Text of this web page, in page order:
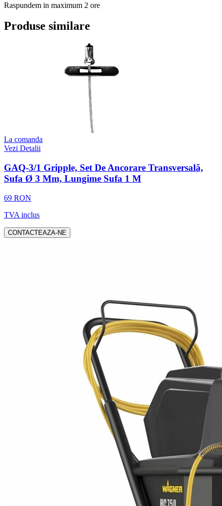
Raspundem in maximum 2 ore
Produse similare
La comanda
Vezi Detalii
GAQ-3/1 Gripple, Set De Ancorare Transversală,
Sufa Ø 3 Mm, Lungime Sufa 1 M
69 RON
TVA inclus
CONTACTEAZA-NE